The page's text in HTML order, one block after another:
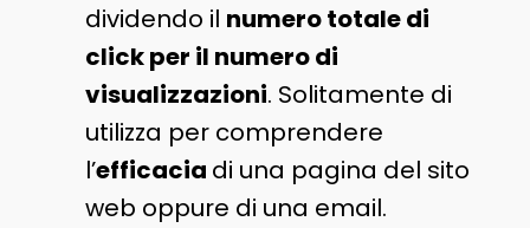
dividendo il numero totale di
click per il numero di
visualizzazioni. Solitamente di
utilizza per comprendere
l’efficacia di una pagina del sito
web oppure di una email.